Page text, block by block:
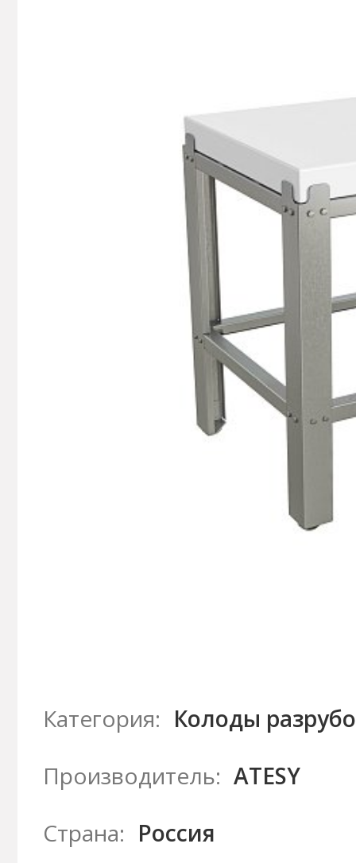
Категория: Колоды
Производитель: ATESY
Страна: Россия